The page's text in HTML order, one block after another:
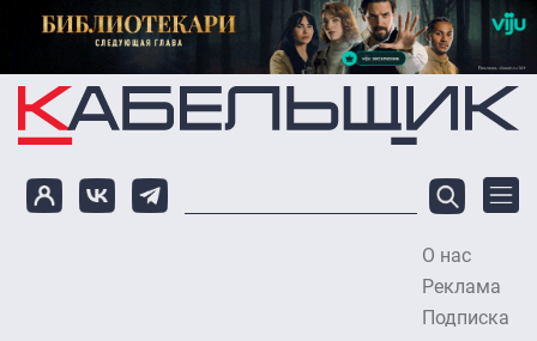
Перейти к основному содержанию
О нас
Реклама
Подписка